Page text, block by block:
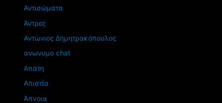
Αντισώματα
Άντρες
Αντώνιος Δημητρακόπουλος
ανωνυμο chat
Απάτη
Απιστία
Άπνοια